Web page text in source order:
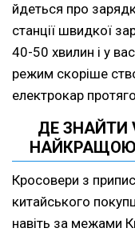
йдеться про
станції швидкої
40-50 хвилин і у
режим скоріше
електрокар
ДЕ ЗНАЙТИ
НАЙКРАЩОЮ
Кросовери з
китайського
навіть за межами